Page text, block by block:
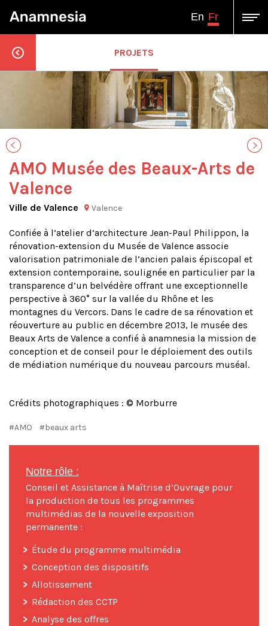
En Fr
PROJETS
AMO Musée des Beaux-Arts de
Valence
Ville de Valence Valence
Confiée à l’atelier d’architecture Jean-Paul Philippon, la
rénovation-extension du Musée de Valence associe
valorisation patrimoniale de l’ancien palais épiscopal et
extension contemporaine, soulignée en particulier par la
transparence d’un belvédère offrant une exceptionnelle
perspective à 360° sur la vallée du Rhône et les
montagnes du Vercors. Dans le cadre de sa rénovation et
réouverture au public en décembre 2013, le musée des
Beaux Arts de Valence a confié à anamnesia la mission de
conception et de conseil pour le déploiement des outils
de médiation numérique du nouveau parcours muséal.
Crédits photographiques : © Morburre
#AMO #beaux arts
Notre rôle :
Conseil et Assistance à Maîtrise d’Ouvrage pour
la production de tous les programmes
multimédias de la nouvelle exposition
permanente :
Étude du programme multimédia
Conception des dispositifs
Allotissement
Rédaction des CCTP
Analyse des offres